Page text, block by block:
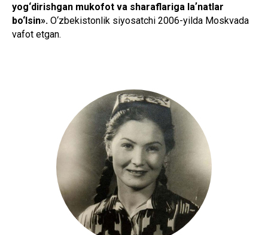
yog‘dirishgan mukofot va sharaflariga laʼnatlar
bo‘lsin». O‘zbekistonlik siyosatchi 2006-yilda Moskvada
vafot etgan.